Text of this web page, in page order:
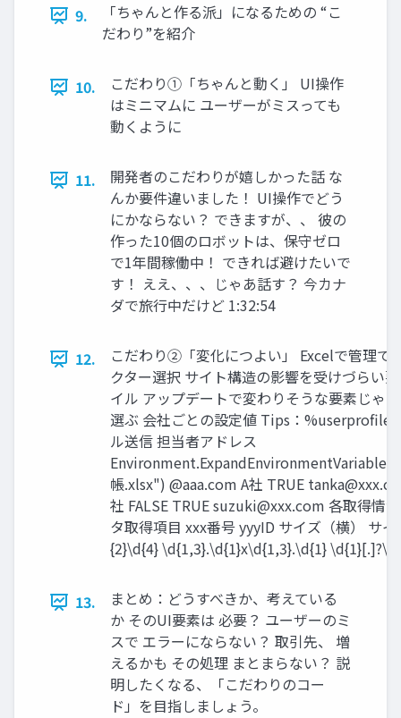
9.
「ちゃんと作る派」になるための “こ
だわり”を紹介
10.
こだわり①「ちゃんと動く」 UI操作
はミニマムに ユーザーがミスっても
動くように
11.
開発者のこだわりが嬉しかった話 な
んか要件違いました！ UI操作でどう
にかならない？ できますが、、 彼の
作った10個のロボットは、保守ゼロ
で1年間稼働中！ できれば避けたいで
す！ ええ、、、じゃあ話す？ 今カナ
ダで旅行中だけど 1:32:54
12.
こだわり②「変化につよい」 Excelで管理で
クター選択 サイト構造の影響を受けづらい
イル アップデートで変わりそうな要素じゃ
選ぶ 会社ごとの設定値 Tips：
ル送信 担当者アドレス
帳.xlsx") @aaa.com A社 TRUE
社 FALSE TRUEsuzuki@xxx.com 各取得情
タ取得項目 xxx番号 yyyID サイズ（横） サ
{2}\d{4} \d{1,3}.\d{1}x\d{1,3}.\d{1}
13.
まとめ：どうすべきか、考えている
か そのUI要素は 必要？ ユーザーのミ
スで エラーにならない？ 取引先、 増
えるかも その処理 まとまらない？ 説
明したくなる、「こだわりのコー
ド」を目指しましょう。